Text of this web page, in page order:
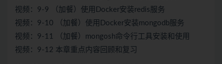
视频：9-9 （加餐）使用Docker安装redis服务
视频：9-10 （加餐）使用Docker安装mongodb服务
视频：9-11 （加餐）mongosh命令行工具安装和使用
视频：9-12 本章重点内容回顾和复习